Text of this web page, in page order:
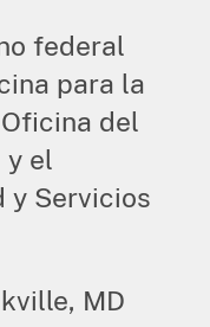
federal
para la
del
y el
y Servicios
MD